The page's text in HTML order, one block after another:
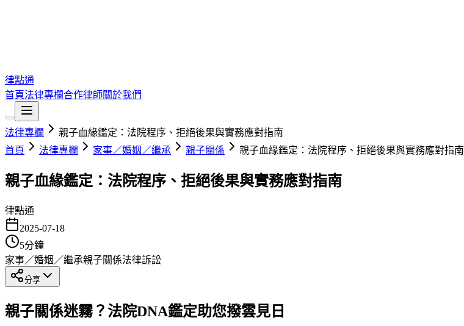
律點通
首頁法律專欄合作律師關於我們
法律專欄
親子血緣鑑定：法院程序、拒絕後果與實務應對指南
首頁
法律專欄 家事／婚姻／繼承 親子關係 親子血緣鑑定：法院程序、拒絕後果與實務應對指南
親子血緣鑑定：法院程序、拒絕後果與實務應對指南
律點通
2025-07-18
5分鐘
家事／婚姻／繼承親子關係法律訴訟
分享
親子關係迷霧？法院DNA鑑定助您撥雲見日